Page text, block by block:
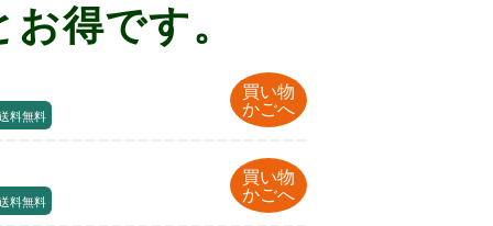
得です。
買い物
かごへ
料無料
買い物
かごへ
料無料